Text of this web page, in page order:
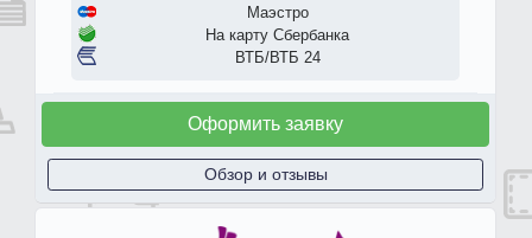
Маэстро
На карту Сбербанка
ВТБ/ВТБ 24
Оформить заявку
Обзор и отзывы